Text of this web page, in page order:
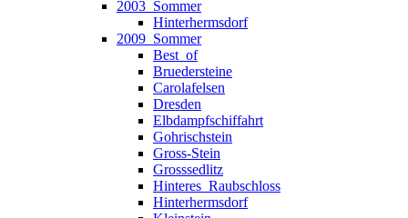
2003_Sommer
Hinterhermsdorf
2009_Sommer
Best_of
Bruedersteine
Carolafelsen
Dresden
Elbdampfschiffahrt
Gohrischstein
Gross-Stein
Grosssedlitz
Hinteres_Raubschloss
Hinterhermsdorf